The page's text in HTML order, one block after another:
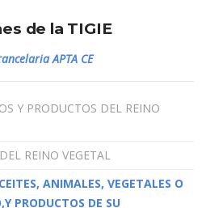
de la TIGIE
APTA CE
Y PRODUCTOS DEL REINO
REINO VEGETAL
ANIMALES, VEGETALES O
PRODUCTOS DE SU